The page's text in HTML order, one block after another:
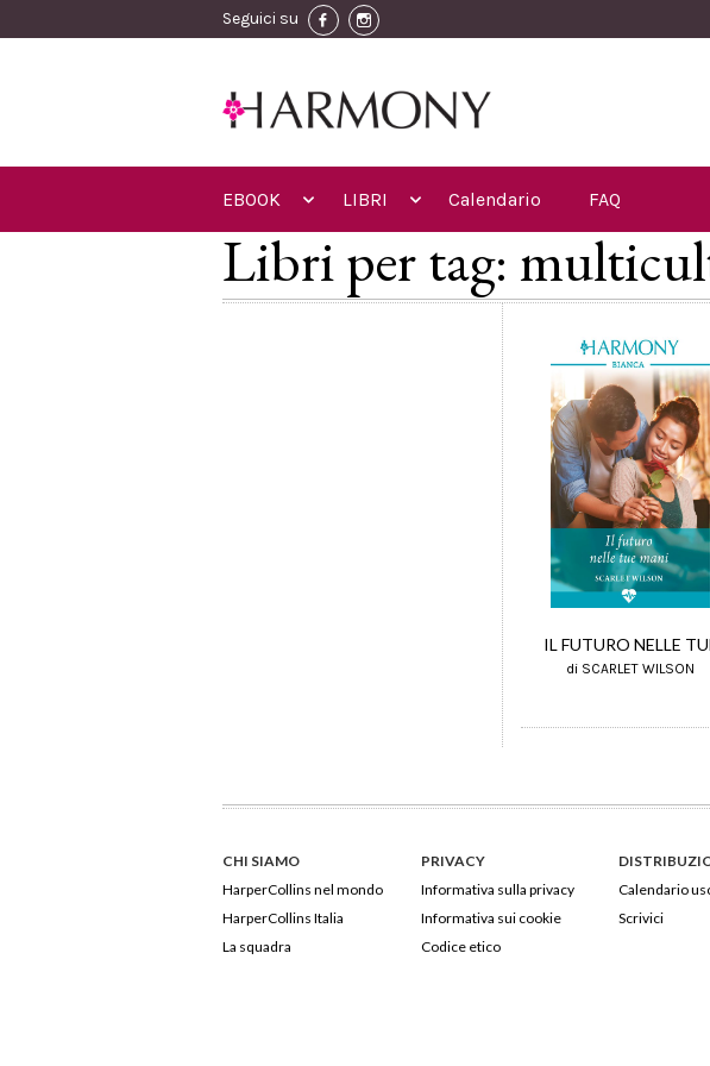
Seguici su
EBOOK LIBRI Calendario FAQ
Libri per tag:
IL FUTURO NELLE
di SCARLET WILSON
CHI SIAMO
HarperCollins nel mondo
HarperCollins Italia
La squadra
PRIVACY
Informativa sulla privacy
Informativa sui cookie
Codice etico
Calendario
Scrivici